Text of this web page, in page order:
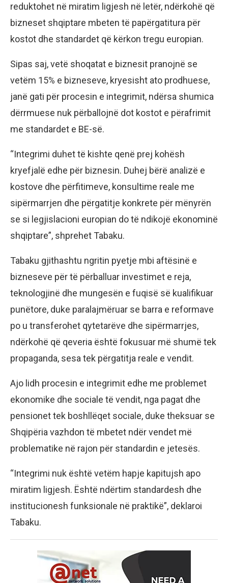
reduktohet në miratim ligjesh në letër, ndërkohë që
bizneset shqiptare mbeten të papërgatitura për
kostot dhe standardet që kërkon tregu europian.
Sipas saj, vetë shoqatat e biznesit pranojnë se
vetëm 15% e bizneseve, kryesisht ato prodhuese,
janë gati për procesin e integrimit, ndërsa shumica
dërrmuese nuk përballojnë dot kostot e përafrimit
me standardet e BE-së.
“Integrimi duhet të kishte qenë prej kohësh
kryefjalë edhe për biznesin. Duhej bërë analizë e
kostove dhe përfitimeve, konsultime reale me
sipërmarrjen dhe përgatitje konkrete për mënyrën
se si legjislacioni europian do të ndikojë ekonominë
shqiptare”, shprehet Tabaku.
Tabaku gjithashtu ngritin pyetje mbi aftësinë e
bizneseve për të përballuar investimet e reja,
teknologjinë dhe mungesën e fuqisë së kualifikuar
punëtore, duke paralajmëruar se barra e reformave
po u transferohet qytetarëve dhe sipërmarrjes,
ndërkohë që qeveria është fokusuar më shumë tek
propaganda, sesa tek përgatitja reale e vendit.
Ajo lidh procesin e integrimit edhe me problemet
ekonomike dhe sociale të vendit, nga pagat dhe
pensionet tek boshllëqet sociale, duke theksuar se
Shqipëria vazhdon të mbetet ndër vendet më
problematike në rajon për standardin e jetesës.
“Integrimi nuk është vetëm hapje kapitujsh apo
miratim ligjesh. Është ndërtim standardesh dhe
institucionesh funksionale në praktikë”, deklaroi
Tabaku.